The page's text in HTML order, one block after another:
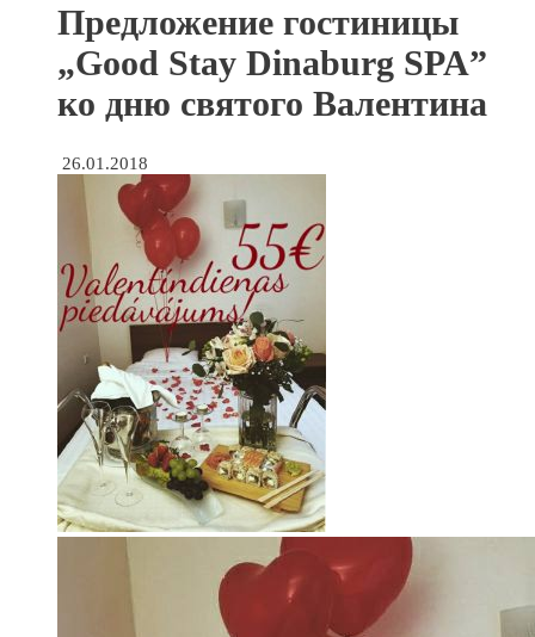
Предложение гостиницы
„Good Stay Dinaburg SPA”
ко дню святого Валентина
26.01.2018